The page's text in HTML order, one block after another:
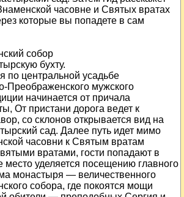
часовне и Святых вратах
которые вы попадете в сам
собор
бухту.
по центральной усадьбе
Преображенского мужского
начинается от причала
От пристани дорога ведет к
со склонов открывается вид на
сад. Далее путь идет мимо
часовни к Святым вратам
вратами, гости попадают в
уделяется посещению главного
монастыря — величественного
собора, где покоятся мощи